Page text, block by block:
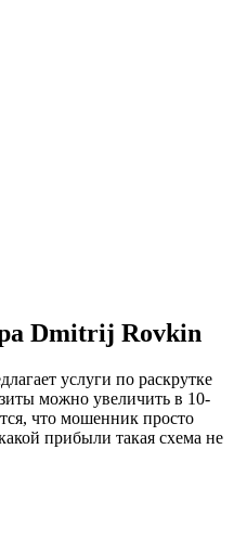
Dmitrij Rovkin
услуги по раскрутке
можно увеличить в 10-
что мошенник просто
прибыли такая схема не